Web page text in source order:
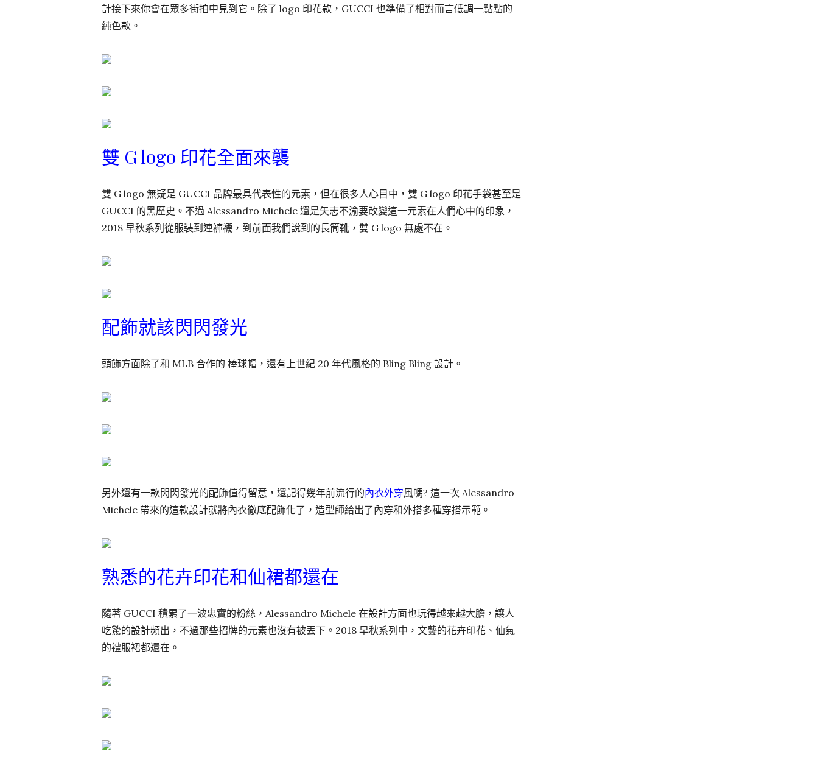
計接下來你會在眾多街拍中見到它。除了 logo 印花款，GUCCI 也準備了相對而言低調一點點的
純色款。
雙 G logo 印花全面來襲
雙 G logo 無疑是 GUCCI 品牌最具代表性的元素，但在很多人心目中，雙 G logo 印花手袋甚至是
GUCCI 的黑歷史。不過 Alessandro Michele 還是矢志不渝要改變這一元素在人們心中的印象，
2018 早秋系列從服裝到連褲襪，到前面我們說到的長筒靴，雙 G logo 無處不在。
配飾就該閃閃發光
頭飾方面除了和 MLB 合作的 棒球帽，還有上世紀 20 年代風格的 Bling Bling 設計。
另外還有一款閃閃發光的配飾值得留意，還記得幾年前流行的內衣外穿風嗎? 這一次 Alessandro
Michele 帶來的這款設計就將內衣徹底配飾化了，造型師給出了內穿和外搭多種穿搭示範。
熟悉的花卉印花和仙裙都還在
隨著 GUCCI 積累了一波忠實的粉絲，Alessandro Michele 在設計方面也玩得越來越大膽，讓人
吃驚的設計頻出，不過那些招牌的元素也沒有被丟下。2018 早秋系列中，文藝的花卉印花、仙氣
的禮服裙都還在。